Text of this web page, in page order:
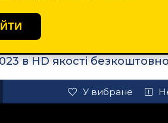
в HD якості
У вибране